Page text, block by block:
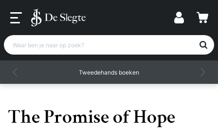
Waar ben je naar op zoek?
Tweedehands boeken
The Promise of Hope